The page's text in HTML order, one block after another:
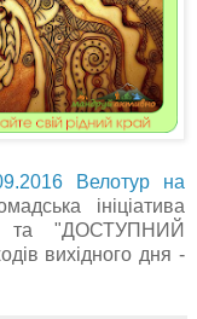
Велотур на
ініціатива
"ДОСТУПНИЙ
вихідного дня -